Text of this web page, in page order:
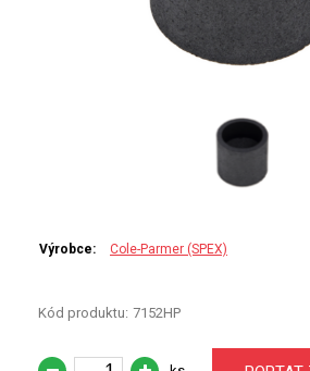
TELEDYNE LEEMAN
HADIČKY
STANDARDY
SPECIÁLNÍ APLIKACE
Výrobce: Cole-Parmer (SPEX)
Kód produktu: 7152HP